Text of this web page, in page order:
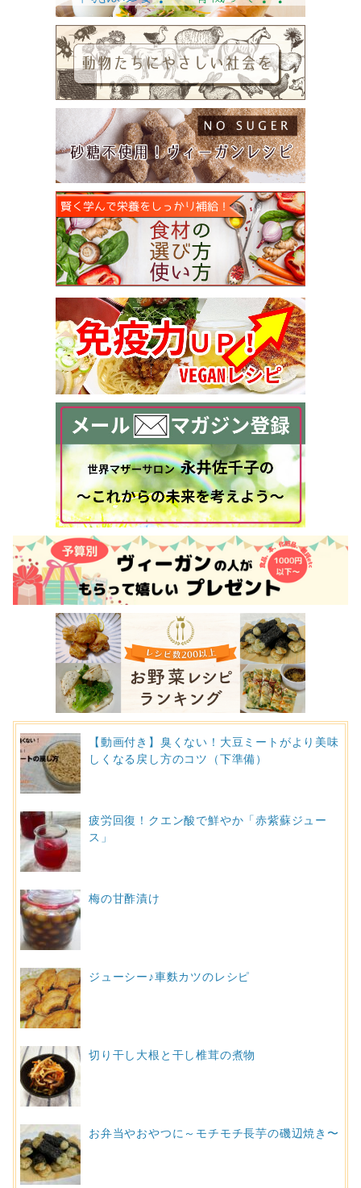
【動画付き】臭くない！大豆ミートがより美味
しくなる戻し方のコツ（下準備）
疲労回復！クエン酸で鮮やか「赤紫蘇ジュー
ス」
梅の甘酢漬け
ジューシー♪車麩カツのレシピ
切り干し大根と干し椎茸の煮物
お弁当やおやつに～モチモチ長芋の磯辺焼き〜